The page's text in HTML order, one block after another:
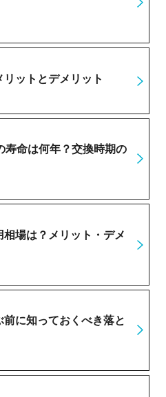
ットとデメリット
命は何年？交換時期の
場は？メリット・デメ
に知っておくべき落と